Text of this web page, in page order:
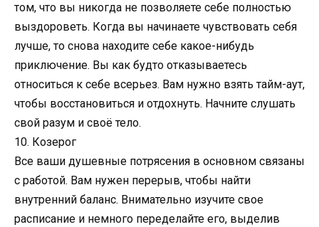
том, что вы никогда не позволяете себе полностью
выздороветь. Когда вы начинаете чувствовать себя
лучше, то снова находите себе какое-нибудь
приключение. Вы как будто отказываетесь
относиться к себе всерьез. Вам нужно взять тайм-аут,
чтобы восстановиться и отдохнуть. Начните слушать
свой разум и своё тело.
10. Козерог
Все ваши душевные потрясения в основном связаны
с работой. Вам нужен перерыв, чтобы найти
внутренний баланс. Внимательно изучите свое
расписание и немного переделайте его, выделив